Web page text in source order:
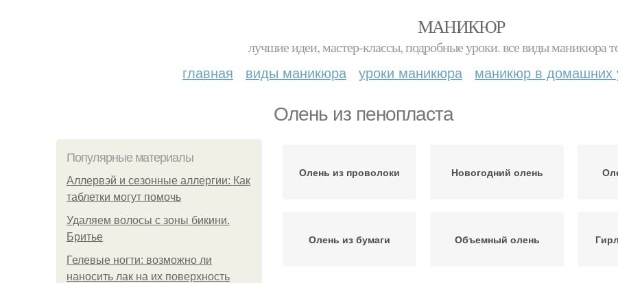
МАНИКЮР
лучшие идеи, мастер-классы, подробные уроки. все виды маникюра
главная виды маникюра уроки маникюра маникюр в домашних
Олень из пенопласта
Популярные материалы
Аллервэй и сезонные аллергии: Как
таблетки могут помочь
Удаляем волосы с зоны бикини.
Бритье
Гелевые ногти: возможно ли
наносить лак на их поверхность
Олень из проволоки Новогодний олень
Олень из бумаги Объемный олень